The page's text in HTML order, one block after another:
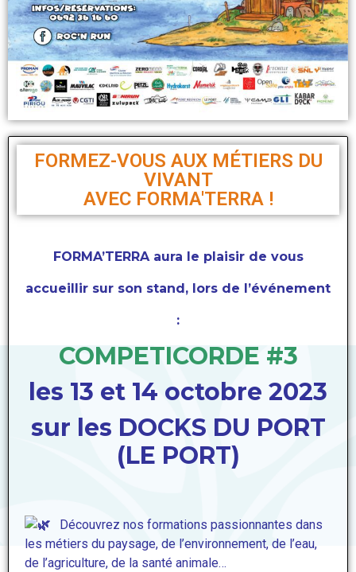
FORMEZ-VOUS AUX MÉTIERS DU
VIVANT
AVEC FORMA'TERRA !
FORMA’TERRA aura le plaisir de vous
accueillir sur son stand, lors de l’événement
:
COMPETICORDE #3
les 13 et 14 octobre 2023
sur les DOCKS DU PORT
(LE PORT)
Découvrez nos formations passionnantes dans
les métiers du paysage, de l’environnement, de l’eau,
de l’agriculture, de la santé animale…